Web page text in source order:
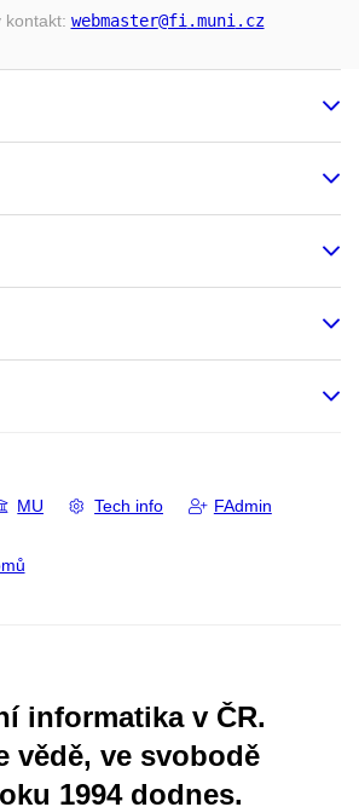
kontakt: webmaster@fi.muni.cz
MU Tech info FAdmin
informatika v ČR.
vědě, ve svobodě
1994 dodnes.